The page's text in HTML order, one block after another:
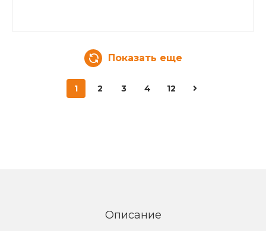
Показать еще
1 2 3 4 12
Описание